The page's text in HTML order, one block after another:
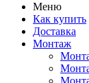
Меню
Как купить
Доставка
Монтаж